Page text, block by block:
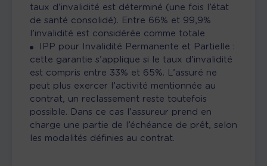
taux d’invalidité est déterminé (une fois l’état
de santé consolidé). Entre 66% et 99,9%
l’invalidité est considérée comme totale
IPP pour Invalidité Permanente et Partielle :
cette garantie s’applique si le taux d’invalidité
est compris entre 33% et 65%. L’assuré ne
peut plus exercer l’activité mentionnée au
contrat, un reclassement reste toutefois
possible. Dans ce cas l’assureur prend en
charge une partie de l’échéance de prêt, selon
les modalités définies au contrat.